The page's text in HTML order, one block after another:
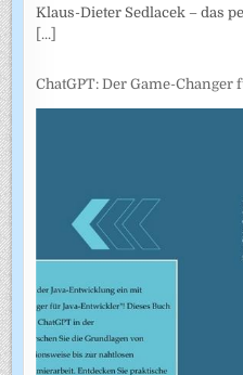
Klaus-Dieter Sedlacek – das
[...]
ChatGPT: Der Game-